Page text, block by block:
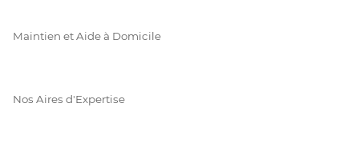
Maintien et Aide à Domicile
Nos Aires d'Expertise